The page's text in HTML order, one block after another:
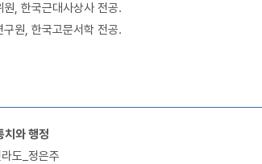
, 한국근대사상사 전공.
원, 한국고문서학 전공.
와 행정
도_정은주